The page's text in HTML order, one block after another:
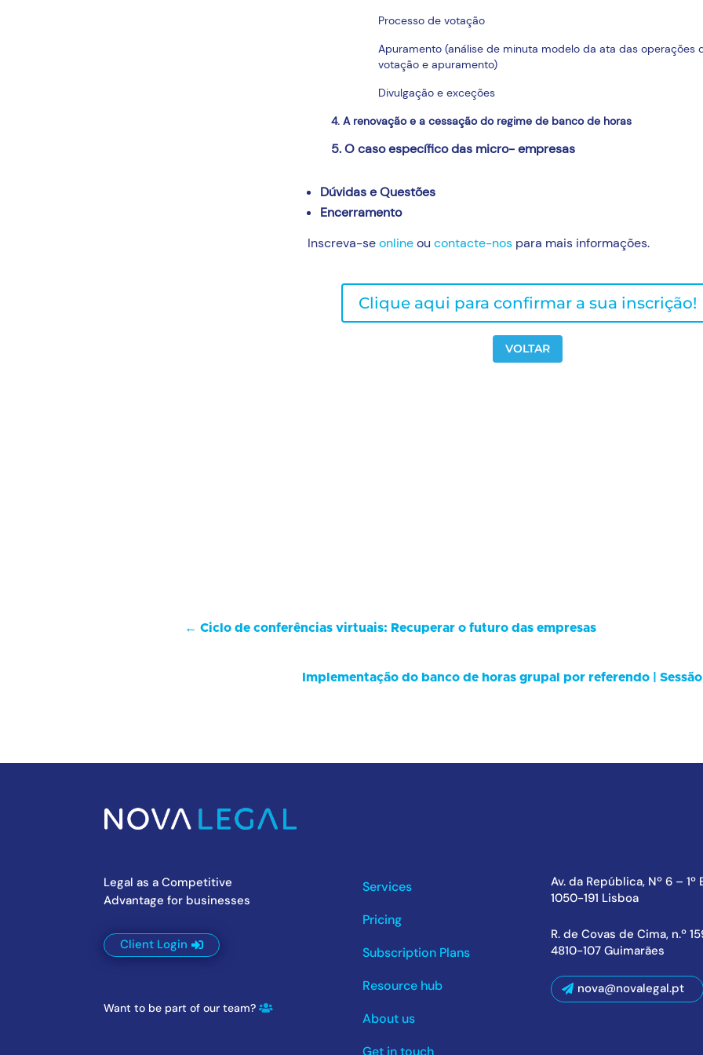
Processo de votação
Apuramento (análise de minuta modelo da ata das operações
votação e apuramento)
Divulgação e exceções
4. A renovação e a cessação do regime de banco de horas
5. O caso específico das micro- empresas
Dúvidas e Questões
Encerramento
Inscreva-seonlineoucontacte-nos para mais informações.
Clique aqui para confirmar a sua inscrição!
VOLTAR
←Ciclo de conferências virtuais: Recuperar o futuro das empresas
Implementação do banco de horas grupal por referendo |
Legal as a Competitive
Advantage for businesses
Client Login
Want to be part of our team?
Services
Pricing
Subscription Plans
Resource hub
About us
Get in touch
Av. da República, Nº 6 – 1º
1050-191 Lisboa
R. de Covas de Cima, n.º
4810-107 Guimarães
nova@novalegal.pt